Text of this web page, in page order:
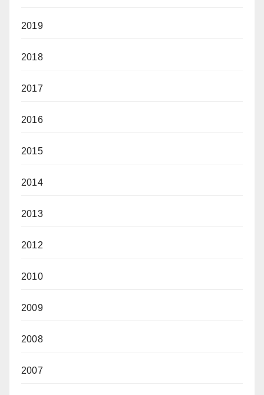
2019
2018
2017
2016
2015
2014
2013
2012
2010
2009
2008
2007